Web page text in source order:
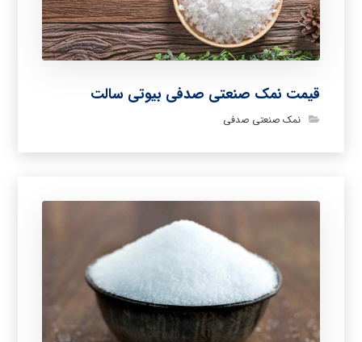
قیمت نمک صنعتی صدفی بیوتی سالت
نمک صنعتی صدفی